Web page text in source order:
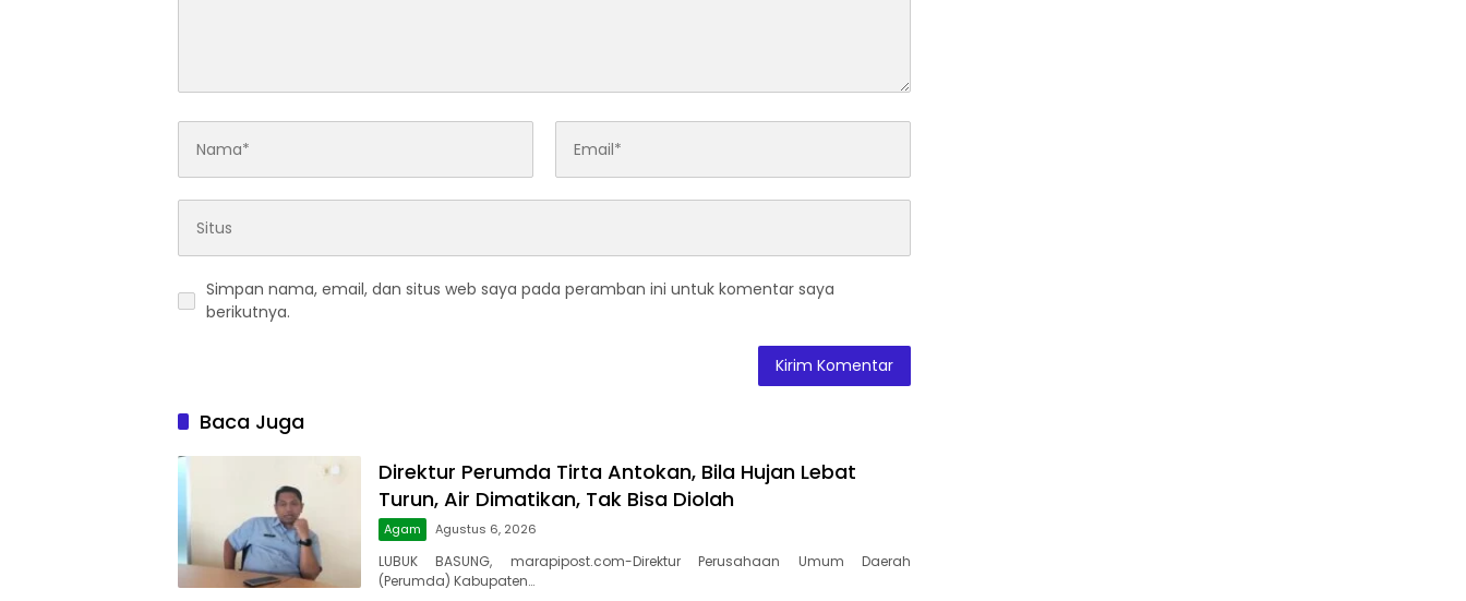
Simpan nama, email, dan situs web saya pada peramban ini untuk komentar saya
berikutnya.
Baca Juga
Direktur Perumda Tirta Antokan, Bila Hujan Lebat
Turun, Air Dimatikan, Tak Bisa Diolah
Agam Agustus 6, 2026
LUBUK BASUNG, marapipost.com-Direktur Perusahaan Umum Daerah
(Perumda) Kabupaten…